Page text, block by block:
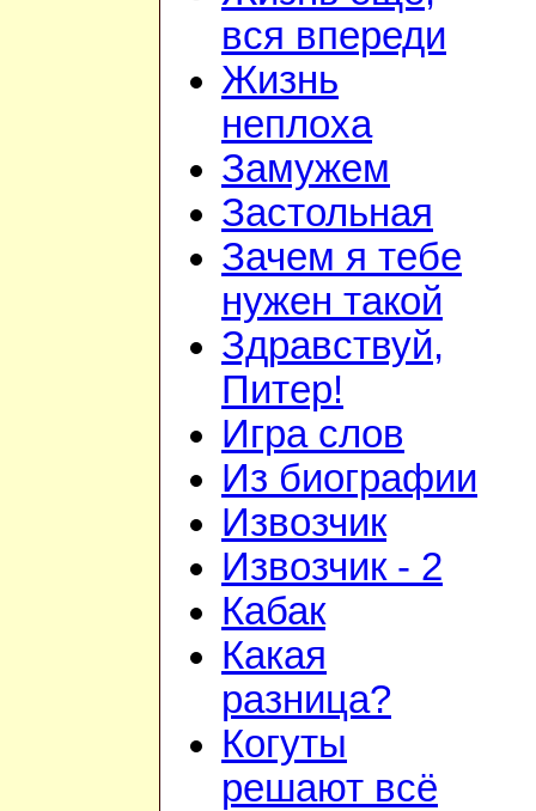
вся впереди
Жизнь
неплоха
Замужем
Застольная
Зачем я тебе
нужен такой
Здравствуй,
Питер!
Игра слов
Из биографии
Извозчик
Извозчик - 2
Кабак
Какая
разница?
Когуты
решают всё